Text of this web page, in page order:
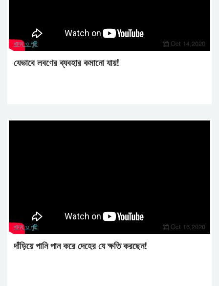
খাদ্য ও পুষ্টি Oct 14,2020
যেভাবে লবণের ব্যবহার কমানো যায়!
খাদ্য ও পুষ্টি Oct 16,2020
দাঁড়িয়ে পানি পান করে দেহের যে ক্ষতি করছেন!